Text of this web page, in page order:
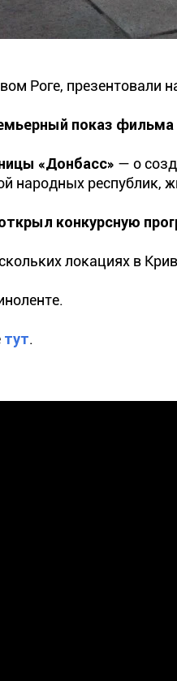
Роге, презентовали
показ фильма
«Донбасс» — о
народных республик,
конкурсную
локациях в
тут.